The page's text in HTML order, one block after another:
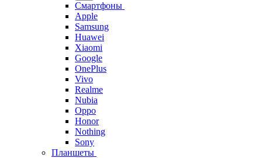
Смартфоны
Apple
Samsung
Huawei
Xiaomi
Google
OnePlus
Vivo
Realme
Nubia
Oppo
Honor
Nothing
Sony
Планшеты